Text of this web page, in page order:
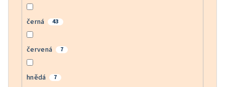
černá 43
červená 7
hnědá 7